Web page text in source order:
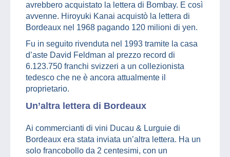
avrebbero acquistato la lettera di Bombay. E così
avvenne. Hiroyuki Kanai acquistò la lettera di
Bordeaux nel 1968 pagando 120 milioni di yen.
Fu in seguito rivenduta nel 1993 tramite la casa
d’aste David Feldman al prezzo record di
6.123.750 franchi svizzeri a un collezionista
tedesco che ne è ancora attualmente il
proprietario.
Un’altra lettera di Bordeaux
Ai commercianti di vini Ducau & Lurguie di
Bordeaux era stata inviata un’altra lettera. Ha un
solo francobollo da 2 centesimi, con un